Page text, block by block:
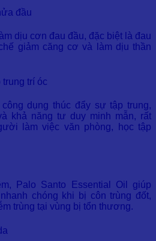
đầu
dịu cơn đau đầu, đặc biệt là đau
giảm căng cơ và làm dịu thần
trí óc
dụng thúc đẩy sự tập trung,
khả năng tư duy minh mẫn, rất
làm việc văn phòng, học tập
Palo Santo Essential Oil giúp
chóng khi bị côn trùng đốt,
trùng tại vùng bị tổn thương.